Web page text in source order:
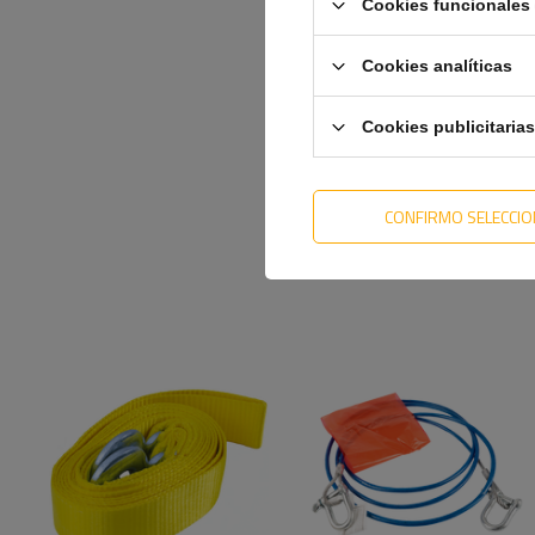
Cookies funcionales
Cookies analíticas
Cookies publicitarias
CONFIRMO